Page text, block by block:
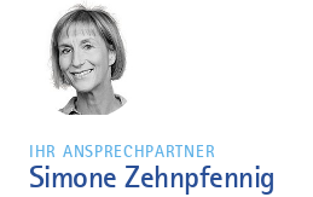
Tourismus
Institut
(ETI)
Allgäu
GmbH
IHR ANSPRECHPARTNER
Simone Zehnpfennig